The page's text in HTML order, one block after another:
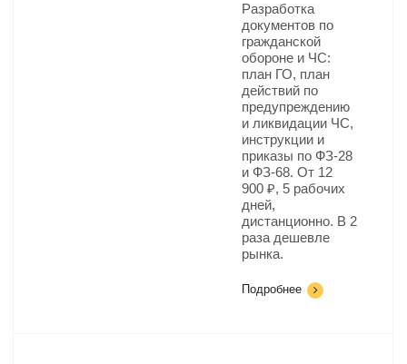
Разработка
документов по
гражданской
обороне и ЧС:
план ГО, план
действий по
предупреждению
и ликвидации ЧС,
инструкции и
приказы по ФЗ-28
и ФЗ-68. От 12
900 ₽, 5 рабочих
дней,
дистанционно. В 2
раза дешевле
рынка.
Подробнее